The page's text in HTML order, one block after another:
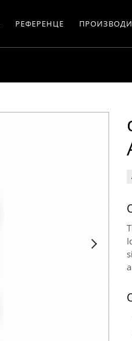
РЕФЕРЕНЦЕ ПРОИЗВОДИ